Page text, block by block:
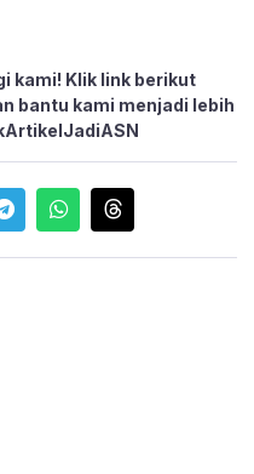
kami! Klik link berikut
bantu kami menjadi lebih